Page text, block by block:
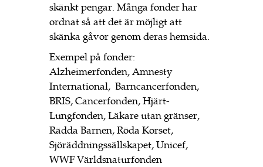
skänkt pengar. Många fonder har
ordnat så att det är möjligt att
skänka gåvor genom deras hemsida.
Exempel på fonder:
Alzheimerfonden, Amnesty
International, Barncancerfonden,
BRIS, Cancerfonden, Hjärt-
Lungfonden, Läkare utan gränser,
Rädda Barnen, Röda Korset,
Sjöräddningssällskapet, Unicef,
WWF Världsnaturfonden